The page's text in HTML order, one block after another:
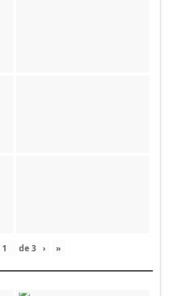
de3 › »